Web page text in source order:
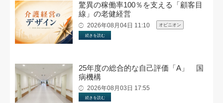
驚異の稼働率100％を支える「顧客目
線」の老健経営
2026年08月04日 11:10 オピニオン
続きを読む
25年度の総合的な自己評価「A」 国
病機構
2026年08月03日 17:55
続きを読む